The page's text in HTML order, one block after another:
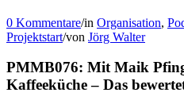
0 Kommentare/in Organisation,
Projektstart/von Jörg Walter
PMMB076: Mit Maik
Kaffeeküche – Das